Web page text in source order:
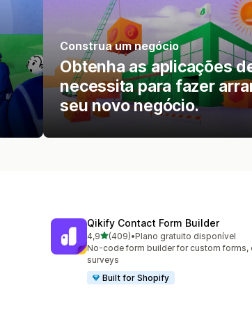
Construa um negócio
Obtenha as aplicações
necessita para fazer
seu novo negócio.
Qikify Contact Form Builder
4,9de 5 estrelas
(409)
409 total de avaliações
•Plano gratuito disponível
No-code form builder for custom forms,
surveys
Built for Shopify